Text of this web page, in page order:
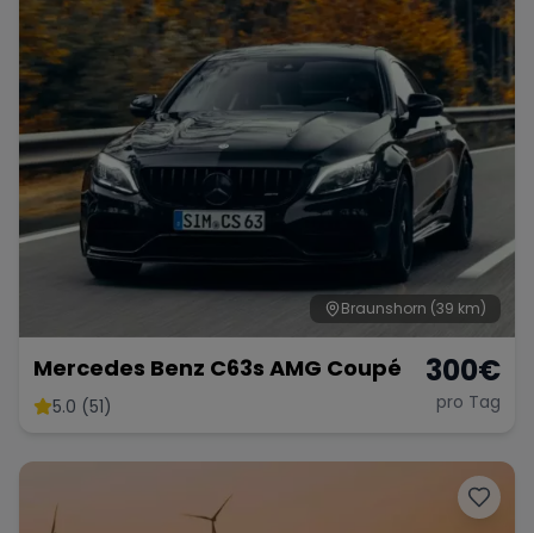
McLaren Ford Jaguar
Tesla Chevrolet Dodge
Bentley Aston Martin
Maserati
Braunshorn (39 km)
Mercedes Benz C63s AMG Coupé
5.0 (51)
300€
pro Tag